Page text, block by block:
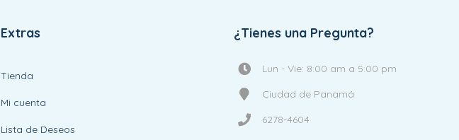
Extras
Tienda
Mi cuenta
Lista de Deseos
¿Tienes una Pregunta?
Lun - Vie: 8:00 am a 5:00 pm
Ciudad de Panamá
6278-4604